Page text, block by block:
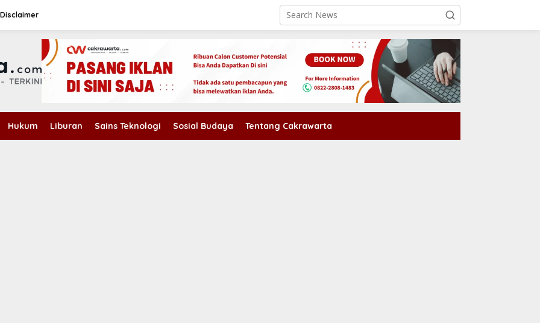
Disclaimer
Hukum Liburan Sains Teknologi Sosial Budaya Tentang Cakrawarta